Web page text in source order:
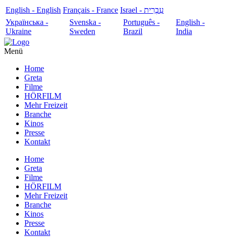
English - English Français - France
עִבְרִית - Israel
Українська -
Ukraine
Svenska -
Sweden
Português -
Brazil
English -
India
Menü
Home
Greta
Filme
HÖRFILM
Mehr Freizeit
Branche
Kinos
Presse
Kontakt
Home
Greta
Filme
HÖRFILM
Mehr Freizeit
Branche
Kinos
Presse
Kontakt